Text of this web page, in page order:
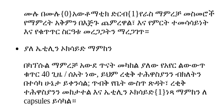
ሙሉ በሙሉ{0}አውቶማቲክ ድርብ{1}የራስ ማምረቻ መስመሮች
የማምረት አቅምን በእጅጉ ጨምረዋል፣ እና የምርት ተመሳሳይነት
እና የቁጥጥር ስርዓቱ መረጋጋትን ማረጋገጥ።
ያለ ኤቲሊን ኦክሳይድ ማምከን
በካፕሱል ማምረቻ አውደ ጥናት መካከል ያለው የአየር ልውውጥ
ቁጥር 40 ጊዜ / ሰአት ነው, ይህም ረቂቅ ተሕዋስያንን ብክለትን
በተሳካ ሁኔታ ይቀንሳል; ጥብቅ የቤት ውስጥ ጽዳት፣ ረቂቅ
ተሕዋስያንን መከታተል እና ኤቲሊን ኦክሳይድ{1}ነጻ ማምከን ለ
capsules ይሳካል።